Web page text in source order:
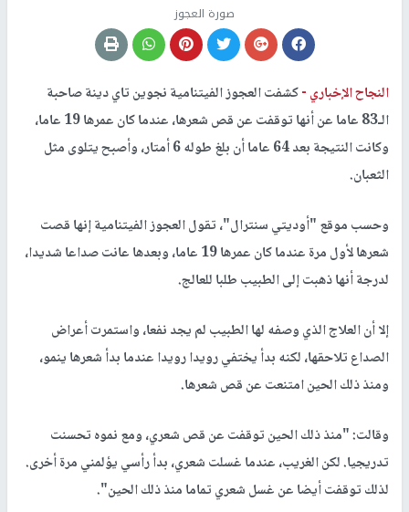
صورة العجوز
النجاح الإخباري -كشفت العجوز الفيتنامية نجوين تاي دينة صاحبة
الـ83 عاما عن أنها توقفت عن قص شعرها، عندما كان عمرها 19 عاما،
وكانت النتيجة بعد 64 عاما أن بلغ طوله 6 أمتار، وأصبح يتلوى مثل
الثعبان.
وحسب موقع "أوديتي سنترال"، تقول العجوز الفيتنامية إنها قصت
شعرها لأول مرة عندما كان عمرها 19 عاما، وبعدها عانت صداعا شديدا،
لدرجة أنها ذهبت إلى الطبيب طلبا للعالج.
إلا أن العلاج الذي وصفه لها الطبيب لم يجد نفعا، واستمرت أعراض
الصداع تلاحقها، لكنه بدأ يختفي رويدا رويدا عندما بدأ شعرها ينمو،
ومنذ ذلك الحين امتنعت عن قص شعرها.
وقالت: "منذ ذلك الحين توقفت عن قص شعري، ومع نموه تحسنت
تدريجيا. لكن الغريب، عندما غسلت شعري، بدأ رأسي يؤلمني مرة أخرى.
لذلك توقفت أيضا عن غسل شعري تماما منذ ذلك الحين".